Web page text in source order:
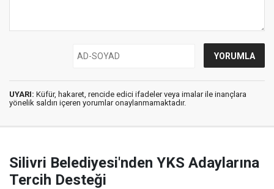
UYARI: Küfür, hakaret, rencide edici ifadeler veya imalar ile inançlara
yönelik saldırı içeren yorumlar onaylanmamaktadır.
Silivri Belediyesi'nden YKS Adaylarına
Tercih Desteği